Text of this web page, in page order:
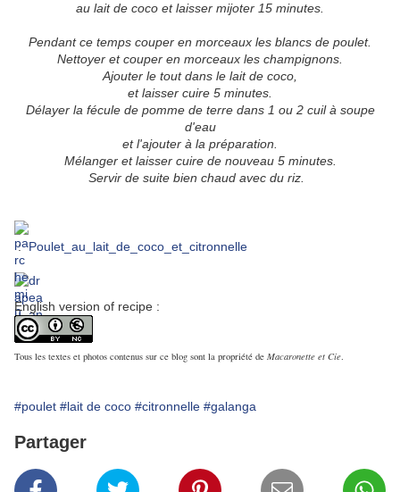
au lait de coco et laisser mijoter 15 minutes.
Pendant ce temps couper en morceaux les blancs de poulet.
Nettoyer et couper en morceaux les champignons.
Ajouter le tout dans le lait de coco,
et laisser cuire 5 minutes.
Délayer la fécule de pomme de terre dans 1 ou 2 cuil à soupe
d'eau
et l'ajouter à la préparation.
Mélanger et laisser cuire de nouveau 5 minutes.
Servir de suite bien chaud avec du riz.
:Poulet_au_lait_de_coco_et_citronnelle
English version of recipe :
Tous les textes et photos contenus sur ce blog sont la propriété de Macaronette et Cie.
#poulet #lait de coco #citronnelle #galanga
Partager